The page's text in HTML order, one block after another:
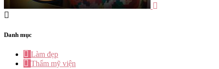
Danh mục
Làm đẹp
Thẩm mỹ viện